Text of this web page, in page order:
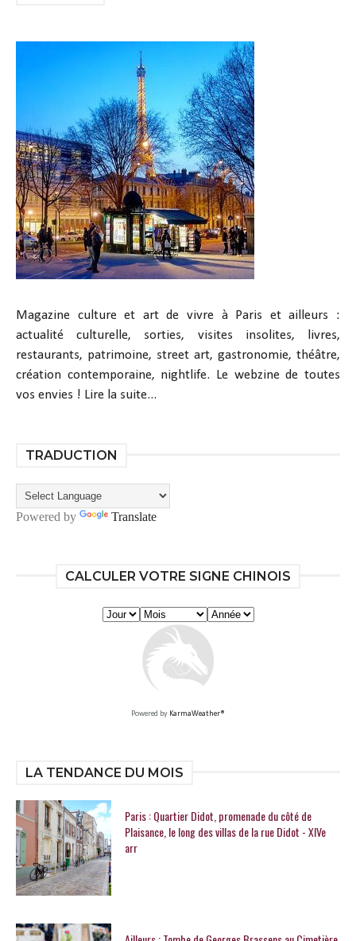
Magazine culture et art de vivre à Paris et ailleurs :
actualité culturelle, sorties, visites insolites, livres,
restaurants, patrimoine, street art, gastronomie, théâtre,
création contemporaine, nightlife. Le webzine de toutes
vos envies ! Lire la suite...
TRADUCTION
Powered by Translate
CALCULER VOTRE SIGNE CHINOIS
Powered by KarmaWeather®
LA TENDANCE DU MOIS
Paris : Quartier Didot, promenade du côté de
Plaisance, le long des villas de la rue Didot - XIVe
arr